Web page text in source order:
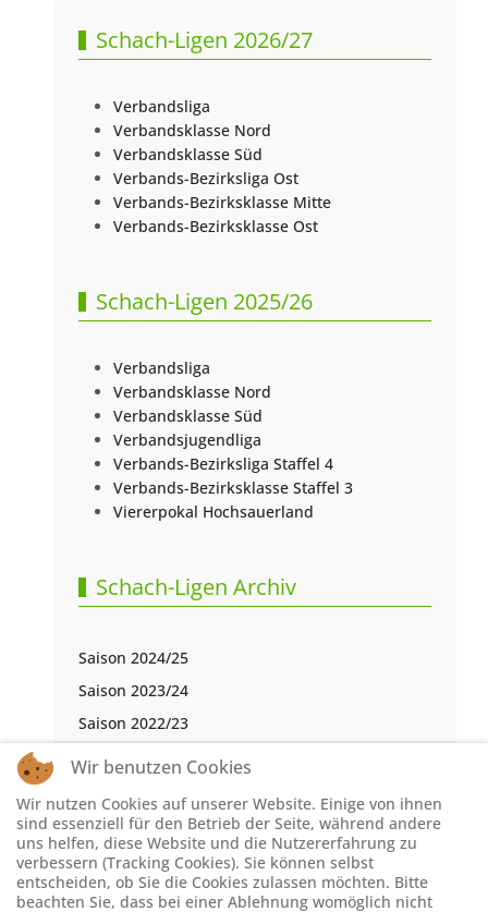
Schach-Ligen 2026/27
Verbandsliga
Verbandsklasse Nord
Verbandsklasse Süd
Verbands-Bezirksliga Ost
Verbands-Bezirksklasse Mitte
Verbands-Bezirksklasse Ost
Schach-Ligen 2025/26
Verbandsliga
Verbandsklasse Nord
Verbandsklasse Süd
Verbandsjugendliga
Verbands-Bezirksliga Staffel 4
Verbands-Bezirksklasse Staffel 3
Viererpokal Hochsauerland
Schach-Ligen Archiv
Saison 2024/25
Saison 2023/24
Saison 2022/23
Saison 2021/22
Saison 2019/20
Saison 2018/19
Saison 2017/18
Wir benutzen Cookies
Wir nutzen Cookies auf unserer Website. Einige von ihnen
sind essenziell für den Betrieb der Seite, während andere
uns helfen, diese Website und die Nutzererfahrung zu
verbessern (Tracking Cookies). Sie können selbst
entscheiden, ob Sie die Cookies zulassen möchten. Bitte
beachten Sie, dass bei einer Ablehnung womöglich nicht